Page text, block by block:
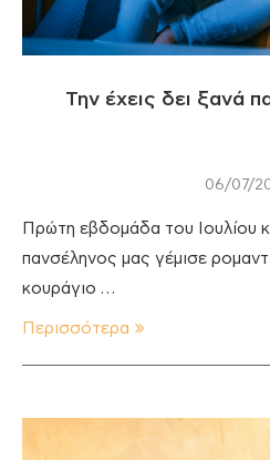
Την έχεις δει ξανά
06/07/
Πρώτη εβδομάδα του Ιουλίου
πανσέληνος μας γέμισε
κουράγιο …
Περισσότερα